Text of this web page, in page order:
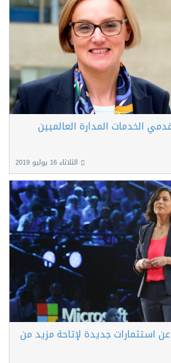
الخدمات المدارة العالميين
الثلاثاء 16 يوليو 2019
استثمارات جديدة لإتاحة مزيد من